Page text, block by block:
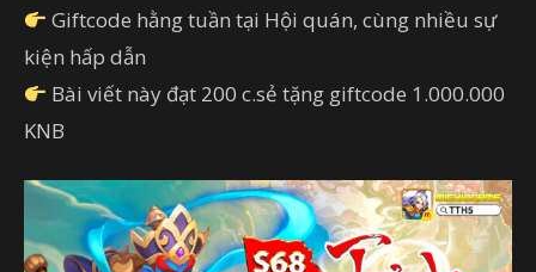
Giftcode hằng tuần tại Hội quán, cùng nhiều sự
kiện hấp dẫn
Bài viết này đạt 200 c.sẻ tặng giftcode 1.000.000
KNB